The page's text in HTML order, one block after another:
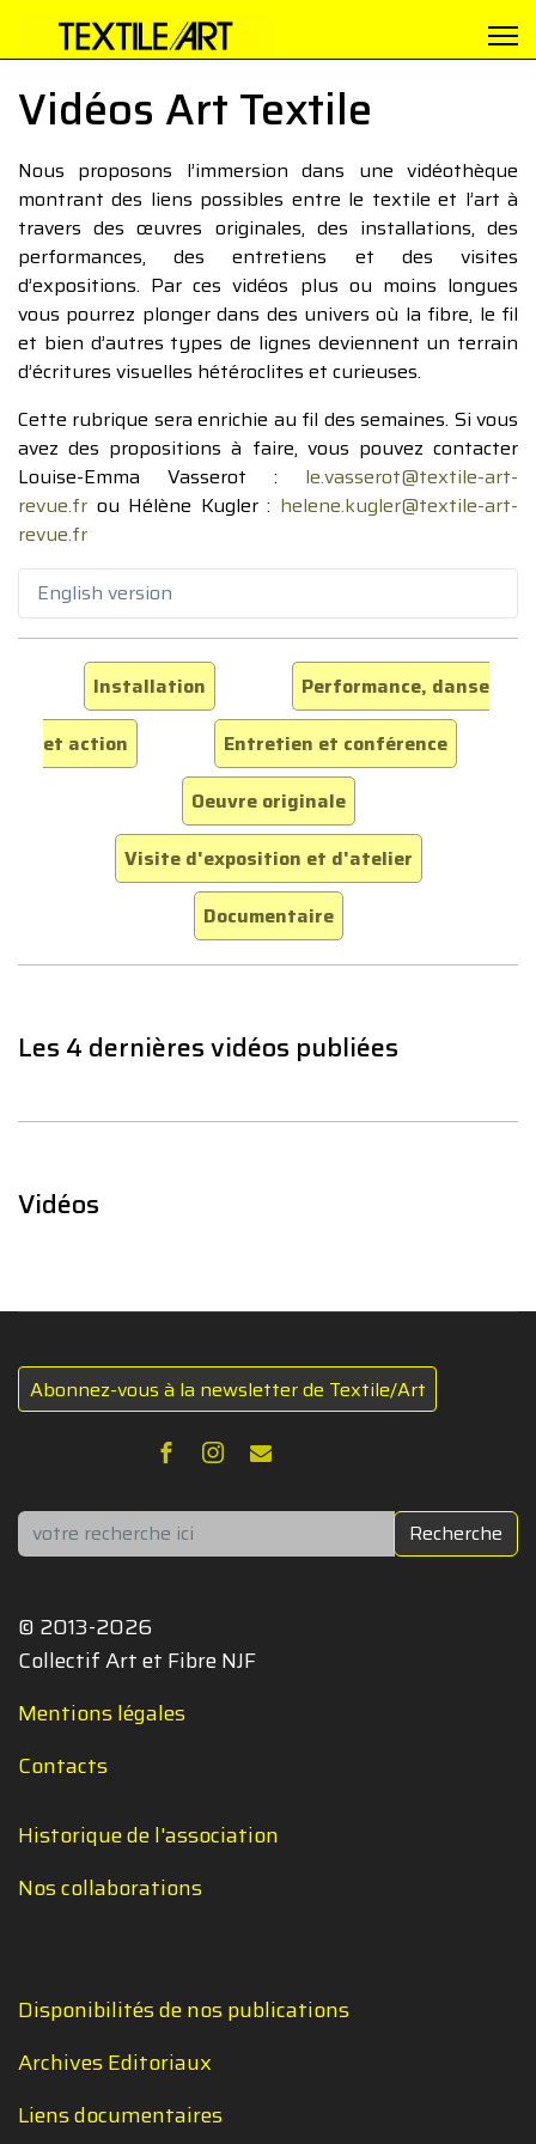
Vidéos Art Textile
Nous proposons l’immersion dans une vidéothèque
montrant des liens possibles entre le textile et l’art à
travers des œuvres originales, des installations, des
performances, des entretiens et des visites
d’expositions. Par ces vidéos plus ou moins longues
vous pourrez plonger dans des univers où la fibre, le fil
et bien d’autres types de lignes deviennent un terrain
d’écritures visuelles hétéroclites et curieuses.
Cette rubrique sera enrichie au fil des semaines. Si vous
avez des propositions à faire, vous pouvez contacter
Louise-Emma Vasserot : le.vasserot@textile-art-
revue.fr ou Hélène Kugler : helene.kugler@textile-art-
revue.fr
English version
Installation
Performance, danse
et action
Entretien et conférence
Oeuvre originale
Visite d'exposition et d'atelier
Documentaire
Les 4 dernières vidéos publiées
Vidéos
Abonnez-vous à la newsletter de Textile/Art
Rechercher Recherche
© 2013-2026
Collectif Art et Fibre NJF
Mentions légales
Contacts
Historique de l'association
Nos collaborations
Disponibilités de nos publications
Archives Editoriaux
Liens documentaires